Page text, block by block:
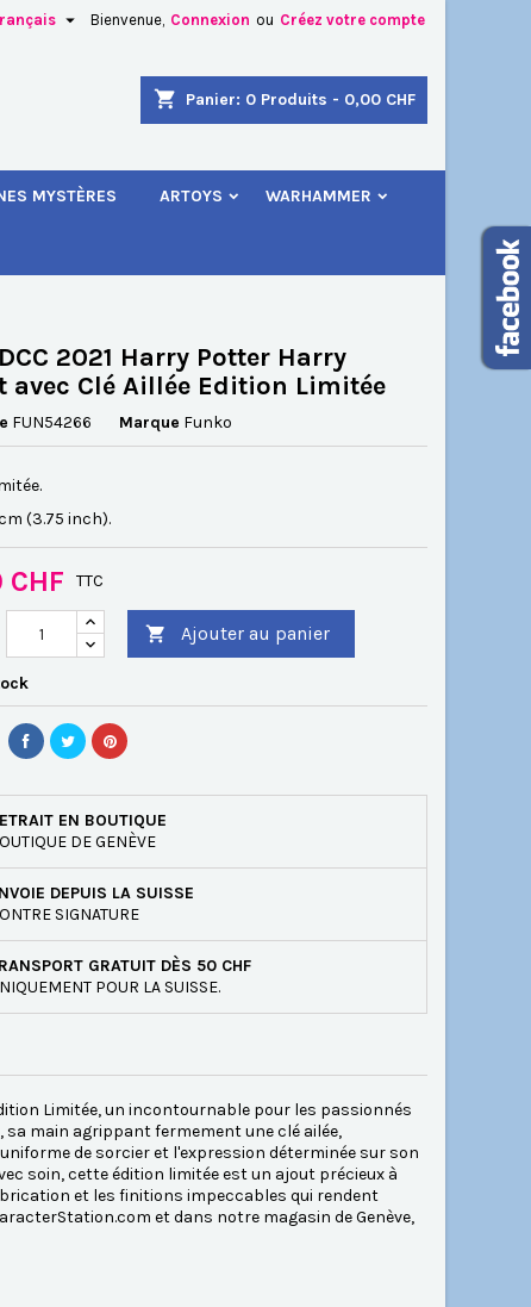
Bienvenue, Connexion ou Créez votre compte

shopping_cart Panier: 0 Produits - 0,00 CHF
MYSTÈRES ARTOYS WARHAMMER
2021 Harry Potter Harry
avec Clé Aillée Edition Limitée
FUN54266 Marque Funko
(3.75 inch).
TTC
 Ajouter au panier
EN BOUTIQUE
DE GENÈVE
DEPUIS LA SUISSE
SIGNATURE
GRATUIT DÈS 50 CHF
POUR LA SUISSE.
Limitée, un incontournable pour les passionnés
main agrippant fermement une clé ailée,
de sorcier et l'expression déterminée sur son
soin, cette édition limitée est un ajout précieux à
et les finitions impeccables qui rendent
et dans notre magasin de Genève,